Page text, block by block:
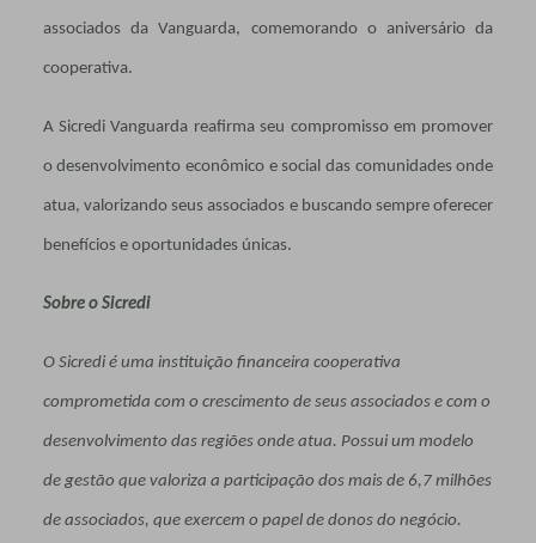
associados da Vanguarda, comemorando o aniversário da
cooperativa.
A Sicredi Vanguarda reafirma seu compromisso em promover
o desenvolvimento econômico e social das comunidades onde
atua, valorizando seus associados e buscando sempre oferecer
benefícios e oportunidades únicas.
Sobre o Sicredi
O Sicredi é uma instituição financeira cooperativa
comprometida com o crescimento de seus associados e com o
desenvolvimento das regiões onde atua. Possui um modelo
de gestão que valoriza a participação dos mais de 6,7 milhões
de associados, que exercem o papel de donos do negócio.